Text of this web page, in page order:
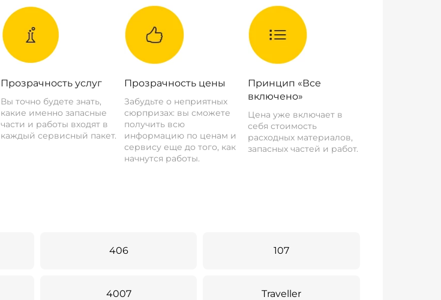
Прозрачность услуг
Вы точно будете знать,
какие именно запасные
части и работы входят в
каждый сервисный пакет.
Прозрачность цены
Забудьте о неприятных
сюрпризах: вы сможете
получить всю
информацию по ценам и
сервису еще до того, как
начнутся работы.
Принцип «Все
включено»
Цена уже включает в
себя стоимость
расходных материалов,
запасных частей и работ.
406 107
4007 Traveller